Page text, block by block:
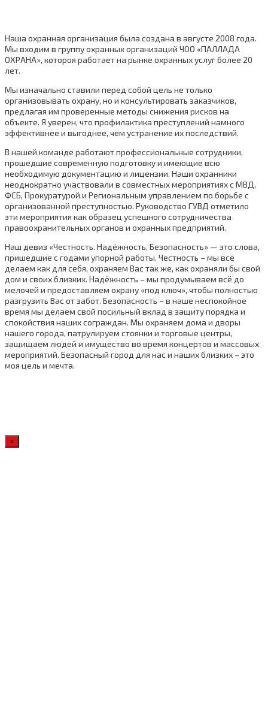
Наша охранная организация была создана в августе 2008 года.
Мы входим в группу охранных организаций ЧОО «ПАЛЛАДА
ОХРАНА», котороя работает на рынке охранных услуг более 20
лет.
Мы изначально ставили перед собой цель не только
организовывать охрану, но и консультировать заказчиков,
предлагая им проверенные методы снижения рисков на
объекте. Я уверен, что профилактика преступлений намного
эффективнее и выгоднее, чем устранение их последствий.
В нашей команде работают профессиональные сотрудники,
прошедшие современную подготовку и имеющие всю
необходимую документацию и лицензии. Наши охранники
неоднократно участвовали в совместных мероприятиях с МВД,
ФСБ, Прокуратурой и Региональным управлением по борьбе с
организованной преступностью. Руководство ГУВД отметило
эти мероприятия как образец успешного сотрудничества
правоохранительных органов и охранных предприятий.
Наш девиз «Честность. Надёжность. Безопасность» — это слова,
пришедшие с годами упорной работы. Честность – мы всё
делаем как для себя, охраняем Вас так же, как охраняли бы свой
дом и своих близких. Надёжность – мы продумываем всё до
мелочей и предоставляем охрану «под ключ», чтобы полностью
разгрузить Вас от забот. Безопасность – в наше неспокойное
время мы делаем свой посильный вклад в защиту порядка и
спокойствия наших сограждан. Мы охраняем дома и дворы
нашего города, патрулируем стоянки и торговые центры,
защищаем людей и имущество во время концертов и массовых
мероприятий. Безопасный город для нас и наших близких – это
моя цель и мечта.
×